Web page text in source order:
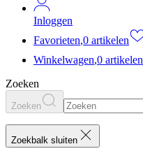
Inloggen
Favorieten,0 artikelen
Winkelwagen,0 artikelen
Zoeken
Zoeken
Zoekbalk sluiten